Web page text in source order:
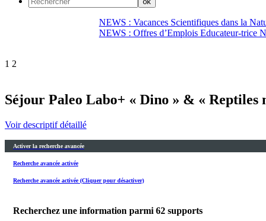
NEWS : Vacances Scientifiques dans la
NEWS : Offres d’Emplois Educateur-trice
1 2
Séjour Paleo Labo+ « Dino » & « Reptiles
Voir descriptif détaillé
Activer la recherche avancée
Recherche avancée activée
Recherche avancée activée (Cliquer pour désactiver)
Recherchez une information parmi 62 supports